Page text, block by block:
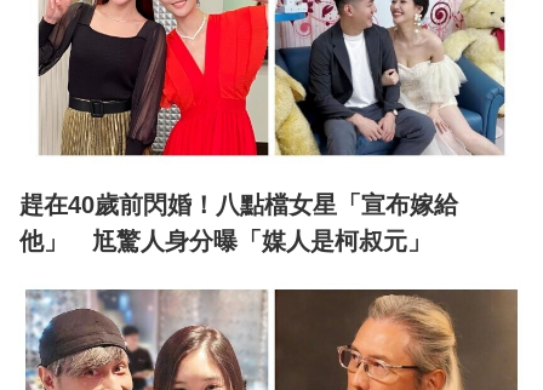
趕在40歲前閃婚！八點檔女星「宣布嫁給
他」 尪驚人身分曝「媒人是柯叔元」